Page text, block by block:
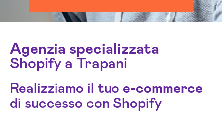
Agenzia specializzata
Shopify a Trapani
Realizziamo il tuo e-commerce
di successo con Shopify